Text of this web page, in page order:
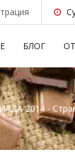
БЛОГ
2014 -